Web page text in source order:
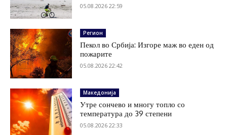
05.08.2026 22:59
Регион
Пекол во Србија: Изгоре маж во еден од
пожарите
05.08.2026 22:42
Македонија
Утре сончево и многу топло со
температура до 39 степени
05.08.2026 22:33